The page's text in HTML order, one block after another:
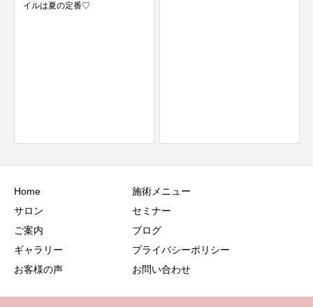
イルは夏の定番♡
Home
サロン
ご案内
ギャラリー
お客様の声
施術メニュー
セミナー
ブログ
プライバシーポリシー
お問い合わせ